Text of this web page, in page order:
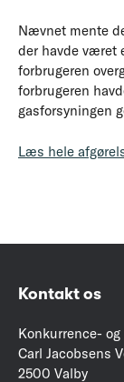
Nævnet mente
der havde været
forbrugeren
forbrugeren
gasforsyningen
Læs hele
Kontakt os
Konkurrence-
Carl Jacobsens
2500 Valby